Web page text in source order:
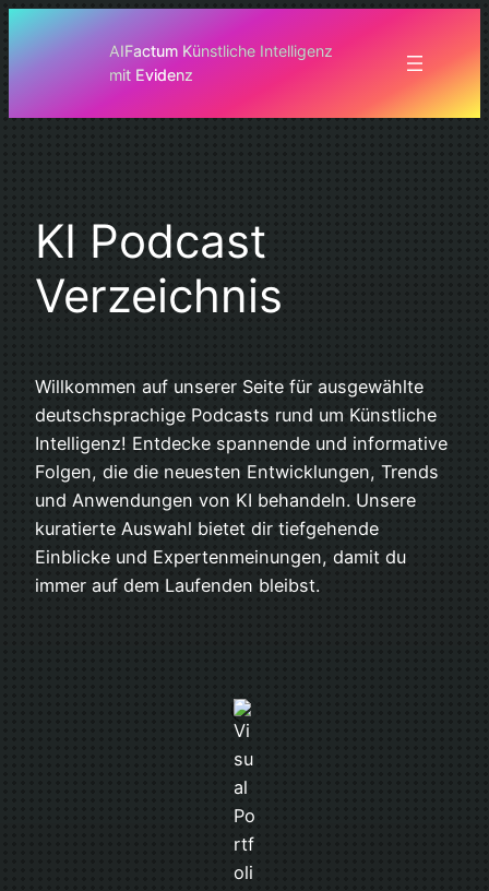
AIFactum Künstliche Intelligenz
mit Evidenz
KI Podcast
Verzeichnis
Willkommen auf unserer Seite für ausgewählte
deutschsprachige Podcasts rund um Künstliche
Intelligenz! Entdecke spannende und informative
Folgen, die die neuesten Entwicklungen, Trends
und Anwendungen von KI behandeln. Unsere
kuratierte Auswahl bietet dir tiefgehende
Einblicke und Expertenmeinungen, damit du
immer auf dem Laufenden bleibst.